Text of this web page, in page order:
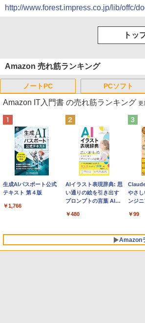
http://www.forest.impress.co.jp/lib/offc/
トッ
Amazon 売れ筋ランキング
ノートPC
Apple 2026 MacBook
Neo A18 Proチップ搭
ク：AIとApple
スプレイ、8GBユニフ
SSDストレージ、
tomtoc 360°保護 15.6
16インチ パソコンケー
ス Dell NEC Lavie
Lenovo対応
￥2,952
Apple
Air M5
ンチ
13.6
16GB
リ、
ジ、
￥
PCソフト
Robloxギフトカード -
800 Robux 【限定バー
む】 【オンラインゲー
版
Robloxギフトカード -
1000 Robux 【限定バ
ーチャルアイテムを含
ムコード】 ロブロック
￥1,600
Home
2024(
版
￥
Amazon IT入門書 の売れ筋ランキング 更
生成AIパスポート公式
テキスト 第４版
￥1,766
AIイラスト表現辞典: 思
い通りの絵を引き出す
プロンプトの言葉 AI画
イラストLabo)
￥480
やさ
ンジ
アル
版に
のた
グ入
￥99
Amazon